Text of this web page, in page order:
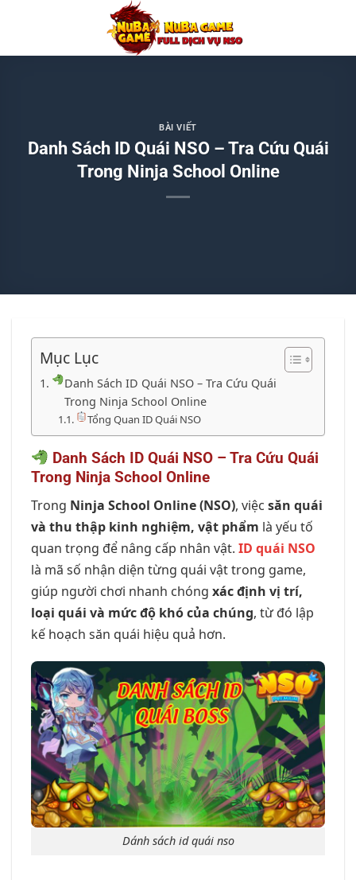
nội
BÀI VIẾT
Danh Sách ID Quái NSO – Tra Cứu Quái
Trong Ninja School Online
Mục Lục
Danh Sách ID Quái NSO – Tra Cứu Quái
Trong Ninja School Online
Tổng Quan ID Quái NSO
Danh Sách ID Quái NSO – Tra Cứu Quái
Trong Ninja School Online
Trong Ninja School Online (NSO), việc săn quái
và thu thập kinh nghiệm, vật phẩm là yếu tố
quan trọng để nâng cấp nhân vật. ID quái NSO
là mã số nhận diện từng quái vật trong game,
giúp người chơi nhanh chóng xác định vị trí,
loại quái và mức độ khó của chúng, từ đó lập
kế hoạch săn quái hiệu quả hơn.
Dánh sách id quái nso